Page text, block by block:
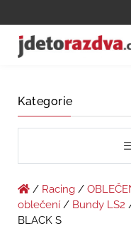
Kategorie
/ Racing /
oblečení / Bundy LS2
BLACK S